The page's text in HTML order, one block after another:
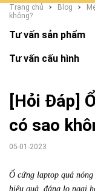
Trang chủ Blog
không?
Tư vấn sản phẩm
Tư vấn cấu hình
[Hỏi Đáp]
có sao
05-01-2023
Ổ cứng laptop quá
hiệu quả, đáng lo ngại